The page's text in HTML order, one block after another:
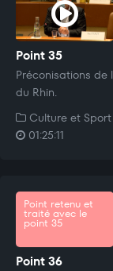
Point 35
Préconisations
du Rhin.
Culture et Sport
01:25:11
Point retenu et
traité avec le
point 35
Point 36